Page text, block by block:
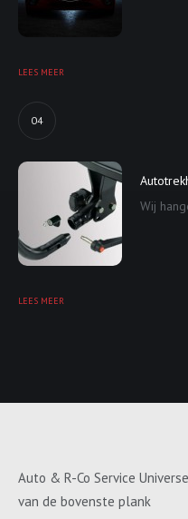
LEES MEER
04
Wij
LEES MEER
Auto & R-Co Service
van de bovenste plank